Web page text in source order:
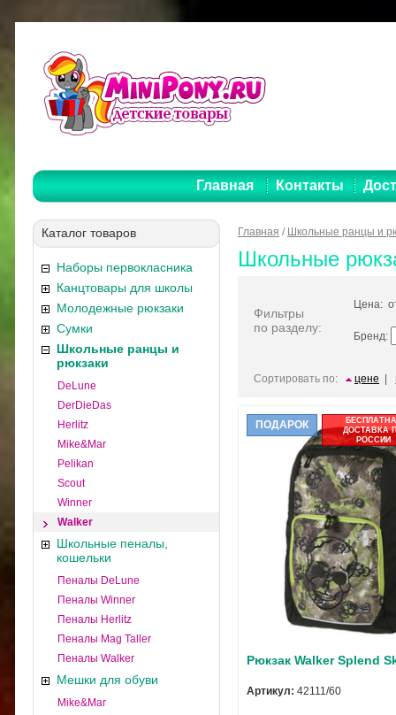
Главная Контакты
Каталог товаров
Наборы первокласника
Канцтовары для школы
Молодежные рюкзаки
Сумки
Школьные ранцы и
рюкзаки
DeLune
DerDieDas
Herlitz
Mike&Mar
Pelikan
Scout
Winner
Walker
Школьные пеналы,
кошельки
Пеналы DeLune
Пеналы Winner
Пеналы Herlitz
Пеналы Mag Taller
Пеналы Walker
Мешки для обуви
Mike&Mar
Главная / Школьные ранцы и
Школьные
Фильтры
по разделу:
Цена:
Бренд:
Сортировать по: цене
ПОДАРОК
ДОСТАВКА
РОССИИ
Рюкзак Walker Splend
Артикул: 42111/60